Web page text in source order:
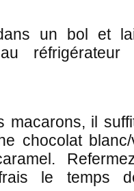
un bol et
réfrigérateur
macarons, il
chocolat
le temps